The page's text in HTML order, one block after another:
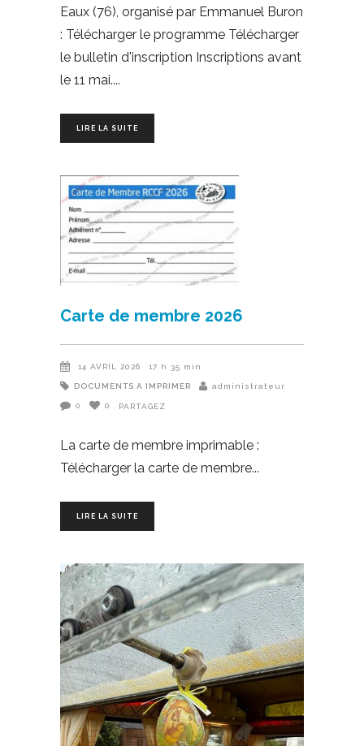
Eaux (76), organisé par Emmanuel Buron
: Télécharger le programme Télécharger
le bulletin d'inscription Inscriptions avant
le 11 mai.
LIRE LA SUITE
Carte de membre 2026
14 AVRIL 2026 17 h 35 min
DOCUMENTS A IMPRIMER administrateur
0 0 PARTAGEZ
La carte de membre imprimable :
Télécharger la carte de membre
LIRE LA SUITE